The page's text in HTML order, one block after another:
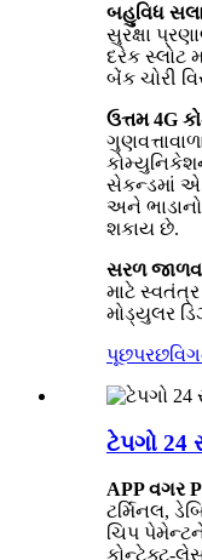
બહુવિધ
સુરક્ષા
દરેક સ્લોટ
બેંક ચોરી
ઉત્તમ 4G
સેકન્ડમાં
અને ભાડાનો
શકાય છે.
સરળ
માટે
મોડ્યુલર
પૂછપરછ
ટેપગો 24
APP વગર
ટર્મિનલ,
ચિપ
કોન્ટેક્ટ-